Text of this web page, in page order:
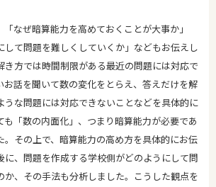
なぜ暗算能力を高めておくことが大事か」
して問題を難しくしていくか」などもお伝えし
き方では時間制限がある最近の問題には対応で
お話を聞いて数の変化をとらえ、答えだけを解
うな問題には対応できないことなどを具体的に
も「数の内面化」、つまり暗算能力が必要であ
。その上で、暗算能力の高め方を具体的にお伝
に、問題を作成する学校側がどのようにして問
か、その手法も分析しました。こうした観点を